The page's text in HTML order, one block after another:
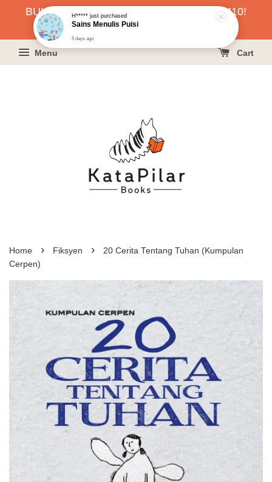
BUKU HARGA RAHMAH SERENDAH RM10!
KLIK SINI UNTUK PESAN!
Menu Cart
Home › Fiksyen ›
20 Cerita Tentang Tuhan (Kumpulan
Cerpen)
H*****just purchased
Sains Menulis Puisi
5 days ago